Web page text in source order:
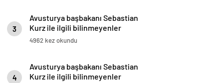
3
Avusturya başbakanı Sebastian
Kurz ile ilgili bilinmeyenler
4962 kez okundu
4
Avusturya başbakanı Sebastian
Kurz ile ilgili bilinmeyenler